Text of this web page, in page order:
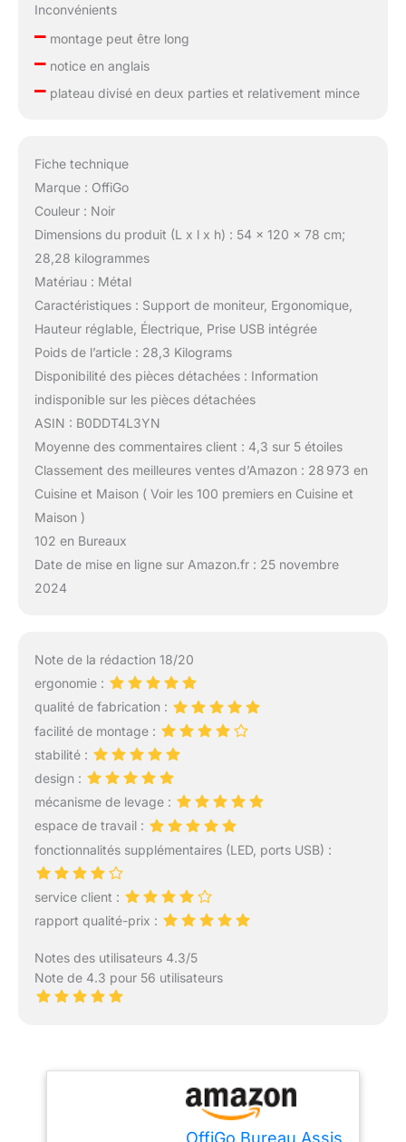
Inconvénients
–montage peut être long
–notice en anglais
–plateau divisé en deux parties et relativement mince
Fiche technique
Marque : OffiGo
Couleur : Noir
Dimensions du produit (L x l x h) : 54 x 120 x 78 cm;
28,28 kilogrammes
Matériau : Métal
Caractéristiques : Support de moniteur, Ergonomique,
Hauteur réglable, Électrique, Prise USB intégrée
Poids de l’article : 28,3 Kilograms
Disponibilité des pièces détachées : Information
indisponible sur les pièces détachées
ASIN : B0DDT4L3YN
Moyenne des commentaires client : 4,3 sur 5 étoiles
Classement des meilleures ventes d’Amazon : 28 973 en
Cuisine et Maison ( Voir les 100 premiers en Cuisine et
Maison )
102 en Bureaux
Date de mise en ligne sur Amazon.fr : 25 novembre
2024
Note de la rédaction 18/20
ergonomie :
qualité de fabrication :
facilité de montage :
stabilité :
design :
mécanisme de levage :
espace de travail :
fonctionnalités supplémentaires (LED, ports USB) :
service client :
rapport qualité-prix :
Notes des utilisateurs 4.3/5
Note de 4.3 pour 56 utilisateurs
OffiGo Bureau Assis